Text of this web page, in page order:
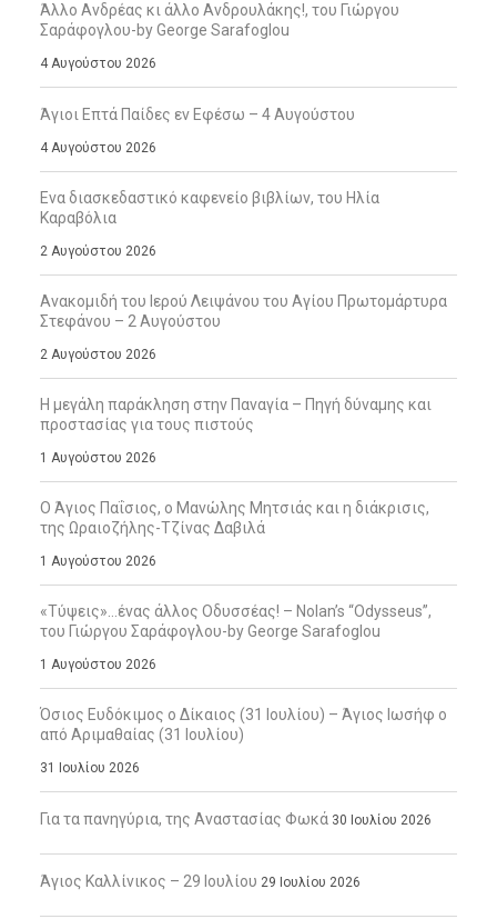
Άλλο Ανδρέας κι άλλο Ανδρουλάκης!, του Γιώργου
Σαράφογλου-by George Sarafoglou
4 Αυγούστου 2026
Άγιοι Επτά Παίδες εν Εφέσω – 4 Αυγούστου
4 Αυγούστου 2026
Ενα διασκεδαστικό καφενείο βιβλίων, του Ηλία
Καραβόλια
2 Αυγούστου 2026
Ανακομιδή του Ιερού Λειψάνου του Αγίου Πρωτομάρτυρα
Στεφάνου – 2 Αυγούστου
2 Αυγούστου 2026
Η μεγάλη παράκληση στην Παναγία – Πηγή δύναμης και
προστασίας για τους πιστούς
1 Αυγούστου 2026
Ο Άγιος Παΐσιος, ο Μανώλης Μητσιάς και η διάκρισις,
της Ωραιοζήλης-Τζίνας Δαβιλά
1 Αυγούστου 2026
«Τύψεις»…ένας άλλος Οδυσσέας! – Nolan’s “Odysseus”,
του Γιώργου Σαράφογλου-by George Sarafoglou
1 Αυγούστου 2026
Όσιος Ευδόκιμος ο Δίκαιος (31 Ιουλίου) – Άγιος Ιωσήφ ο
από Αριμαθαίας (31 Ιουλίου)
31 Ιουλίου 2026
Για τα πανηγύρια, της Αναστασίας Φωκά 30 Ιουλίου 2026
Άγιος Καλλίνικος – 29 Ιουλίου 29 Ιουλίου 2026